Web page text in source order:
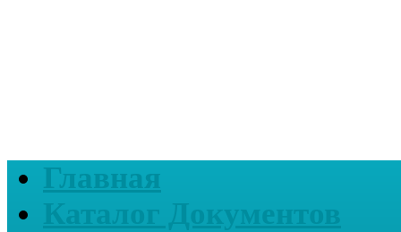
Главная
Каталог Документов